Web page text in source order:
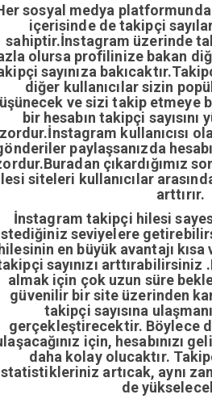
sosyal medya
içerisinde de takipçi
sahiptir.İnstagram üzerinde
olursa profilinize bakan
sayınıza
diğer kullanıcılar sizin
ve sizi takip etmeye
bir hesabın takipçi
kullanıcısı
paylaşsanızda
çıkardığımız
siteleri kullanıcılar
arttırır.
İnstagram takipçi hilesi
seviyelere
en büyük avantajı kısa
sayınızı arttırabilirsiniz
almak için çok uzun süre
güvenilir bir site üzerinden
takipçi sayısına
gerçekleştirecektir. Böylece
için, hesabınızı
daha kolay olucaktır.
artıcak, aynı
de